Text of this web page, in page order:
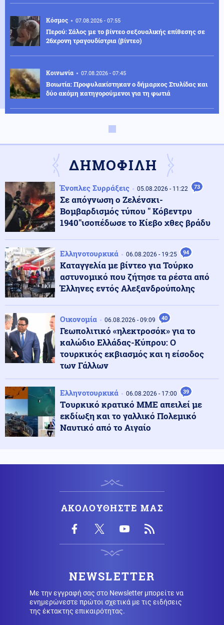
Κόσμος 07.08.2026 - 07:55
Περού: Σάλος με το βίντεο σεξουαλικής επίθεσης σε
26χρονη τραγουδίστρια (βίντεο)
Κοινωνία 07.08.2026 - 07:45
Βοιωτία: Προφυλακίστηκαν ο δήμαρχος Στυλίδας και
δύο ακόμη κατηγορούμενοι για τη φωτιά
07.08.2026 - 07:45
και αυτοκτόνησε – Υπάρχουν νεκροί και τραυματίες
Οικονομία
Το τέλος των μνημονίων: Η Ευρώπη αποσύρει την
εποπτεία και ελευθερώνει τον εθνικό σχεδιασμό για
την οικονομία
Κοινωνία
Υψηλός κίνδυνος πυρκαγιάς σήμερα σε Αττική, Κρήτη,
Πελοπόννησο, Εύβοια και νησιά του Αιγαίου
Μέση Ανατολή 07.08.2026 - 07:32
Το Ιράν κλείνει τα Στενά για ΗΠΑ και Ισραήλ – Στην
απόλυτη «παγίδα» του πολέμου ο Τραμπ
Κοινωνία 07.08.2026 - 07:26
«Κρανίου τόπος» το Πόρτο Γερμενό: 84 σπίτια στον
κατάλογο της κατεδάφισης – Πότε ξεκινούν οι
αιτήσεις
Κοινωνία 07.08.2026 - 07:23
Πόρτο Γερμενό: Πάνω από 100 σπίτια με
ολοκληρωτικές ζημιές
Καιρός: Ξεκινά τριήμερο κύμα ζέστης – Έως τους 40°C
07.08.2026 - 07:05
Οικονομία 06.08.2026 - 23:58
Κόπωση της Wall Street μετά τα ρεκόρ εν μέσω
ΔΗΜΟΦΙΛΗ
Ένοπλες Συρράξεις 05.08.2026 - 11:22 73
Σε απόγνωση ο Ζελένσκι-
Βομβαρδισμός τύπου " Κόβεντρυ
1940"ισοπέδωσε το Κίεβο χθες βράδυ
Ελληνοτουρκικά 06.08.2026 - 19:25 94
Καταγγελία με βίντεο για Τούρκο
αστυνομικό που ζήτησε τα ρέστα από
Έλληνες εντός Αλεξανδρούπολης
Οικονομία 06.08.2026 - 09:09 40
Γεωπολιτικό «ηλεκτροσόκ» για το
καλώδιο Ελλάδας-Κύπρου: Ο
τουρκικός εκβιασμός και η είσοδος
των Γάλλων
Ελληνοτουρκικά 06.08.2026 - 17:00 39
Tουρκικό κρατικό ΜΜΕ απειλεί με
εκδίωξη και το γαλλικό Πολεμικό
Ναυτικό από το Αιγαίο
ΑΚΟΛΟΥΘΗΣΤΕ ΜΑΣ
NEWSLETTER
Με την εγγραφή σας στο Newsletter μπορείτε να
ενημερώνεστε πρώτοι σχετικά με τις ειδήσεις
της έκτακτης επικαιρότητας.